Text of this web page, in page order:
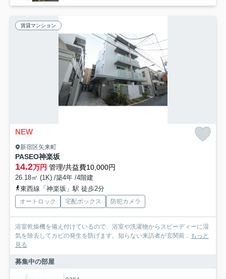
賃貸マンション
NEW
新宿区矢来町
PASEO神楽坂
14.2万円 管理/共益費10,000円
26.18㎡ (1K) /築4年 /4階建
東西線「神楽坂」駅 徒歩2分
オートロック 宅配ボックス 防犯カメラ
浴室乾燥機を備え付けているので、浴室や洗濯物からスピーディーに湿
気を除去してカビの発生を防げます。知らない来訪者が玄関前... もっと
見る
募集中の部屋